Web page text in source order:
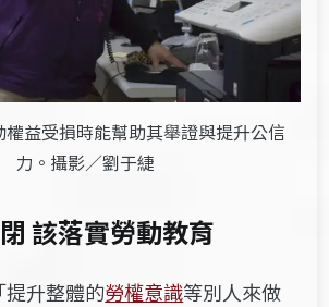
權益受損時能幫助其舉證與提升公信
力。攝影／劉于緁
該落實勞動教育
升整體的勞權意識等別人來做